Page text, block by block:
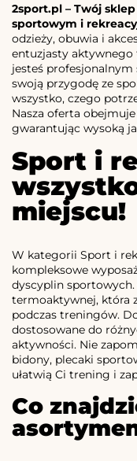
2sport.pl – Twój
sportowym i
odzieży, obuwia i
entuzjasty aktywnego
jesteś
swoją przygodę ze
wszystko, czego
Nasza oferta
gwarantując wysoką
Sport i
miejscu!
W kategorii Sport i
kompleksowe
dyscyplin
termoaktywnej, która
podczas treningów.
dostosowane do
aktywności. Nie
bidony, plecaki
ułatwią Ci trening i
Co